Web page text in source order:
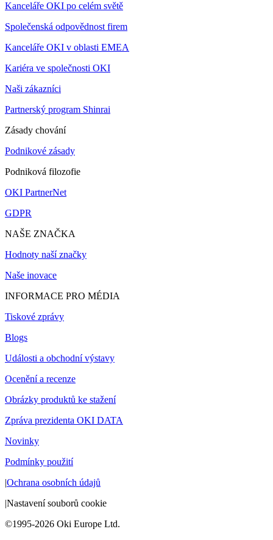
Kanceláře OKI po celém světě
Společenská odpovědnost firem
Kanceláře OKI v oblasti EMEA
Kariéra ve společnosti OKI
Naši zákazníci
Partnerský program Shinrai
Zásady chování
Podnikové zásady
Podniková filozofie
OKI PartnerNet
GDPR
NAŠE ZNAČKA
Hodnoty naší značky
Naše inovace
INFORMACE PRO MÉDIA
Tiskové zprávy
Blogs
Události a obchodní výstavy
Ocenění a recenze
Obrázky produktů ke stažení
Zpráva prezidenta OKI DATA
Novinky
Podmínky použití
|Ochrana osobních údajů
|Nastavení souborů cookie
©1995-2026 Oki Europe Ltd.